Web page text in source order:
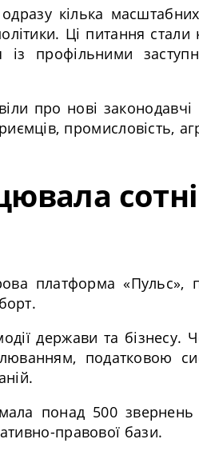
кілька масштабних
Ці питання
із профільними
про нові законодавчі
промисловість,
платформа «Пульс»,
держави та бізнесу.
податковою
понад 500 звернень
правової бази.